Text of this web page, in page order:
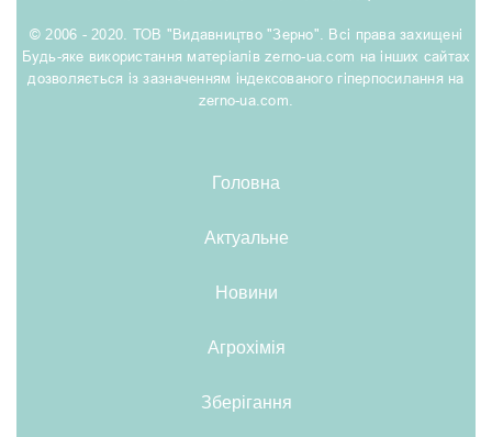
© 2006 - 2020. ТОВ "Видавництво "Зерно". Всі права захищені
Будь-яке використання матеріалів zerno-ua.com на інших сайтах
дозволяється із зазначенням індексованого гіперпосилання на
zerno-ua.com.
Головна
Актуальне
Новини
Агрохімія
Зберігання